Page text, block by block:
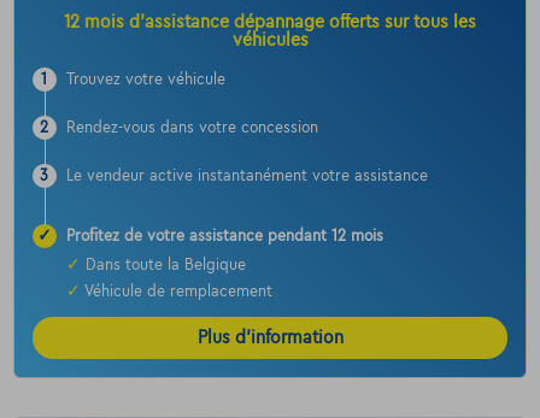
12 mois d’assistance dépannage offerts sur tous les
véhicules
1 Trouvez votre véhicule
2 Rendez-vous dans votre concession
3 Le vendeur active instantanément votre assistance
✓
Profitez de votre assistance pendant 12 mois
✓
Dans toute la Belgique
✓ Véhicule de remplacement
Plus d’information